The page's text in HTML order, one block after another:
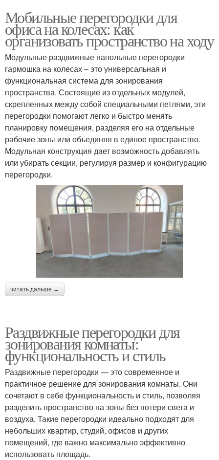
Мобильные перегородки для
офиса на колесах: как
организовать пространство на ходу
Модульные раздвижные напольные перегородки
гармошка на колесах – это универсальная и
функциональная система для зонирования
пространства. Состоящие из отдельных модулей,
скрепленных между собой специальными петлями, эти
перегородки помогают легко и быстро менять
планировку помещения, разделяя его на отдельные
рабочие зоны или объединяя в единое пространство.
Модульная конструкция дает возможность добавлять
или убирать секции, регулируя размер и конфигурацию
перегородки.
читать дальше →
Раздвижные перегородки для
зонирования комнаты:
функциональность и стиль
Раздвижные перегородки — это современное и
практичное решение для зонирования комнаты. Они
сочетают в себе функциональность и стиль, позволяя
разделить пространство на зоны без потери света и
воздуха. Такие перегородки идеально подходят для
небольших квартир, студий, офисов и других
помещений, где важно максимально эффективно
использовать площадь.